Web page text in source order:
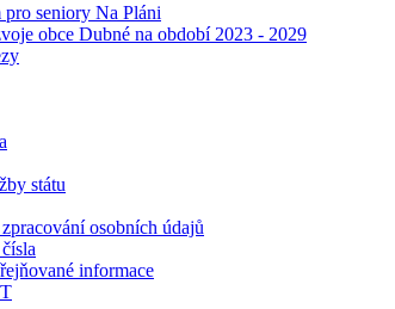
seniory Na Pláni
obce Dubné na období 2023 - 2029
státu
osobních údajů
informace